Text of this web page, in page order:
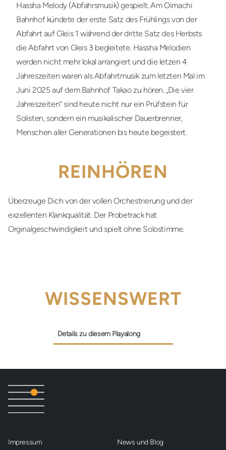
Hassha Melody (Abfahrsmusik) gespielt. Am Oimachi
Bahnhof kündete der erste Satz des Frühlings von der
Abfahrt auf Gleis 1 während der dritte Satz des Herbsts
die Abfahrt von Gleis 3 begleitete. Hassha Melodien
werden nicht mehr lokal arrangiert und die letzen 4
Jahreszeiten waren als Abfahrtmusik zum letzten Mal im
Juni 2025 auf dem Bahnhof Takao zu hören. „Die vier
Jahreszeiten“ sind heute nicht nur ein Prüfstein für
Solisten, sondern ein musikalischer Dauerbrenner,
Menschen aller Generationen bis heute begeistert.
REINHÖREN
Überzeuge Dich von der vollen Orchestrierung und der
exzellenten Klankqualität. Der Probetrack hat
Orginalgeschwindigkeit und spielt ohne Solostimme.
WISSENSWERT
Details zu diesem Playalong
Impressum News und Blog